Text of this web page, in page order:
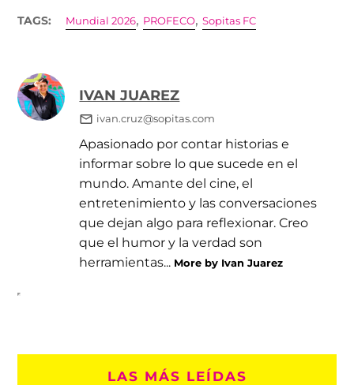
TAGS: Mundial 2026, PROFECO,Sopitas FC
IVAN JUAREZ
ivan.cruz@sopitas.com
Apasionado por contar historias e
informar sobre lo que sucede en el
mundo. Amante del cine, el
entretenimiento y las conversaciones
que dejan algo para reflexionar. Creo
que el humor y la verdad son
herramientas... More by Ivan Juarez
LAS MÁS LEÍDAS